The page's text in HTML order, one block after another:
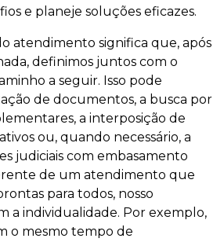
e planeje soluções eficazes.
atendimento significa que, após
definimos juntos com o
a seguir. Isso pode
de documentos, a busca por
a interposição de
ou, quando necessário, a
judiciais com embasamento
de um atendimento que
para todos, nosso
a individualidade. Por exemplo,
o mesmo tempo de